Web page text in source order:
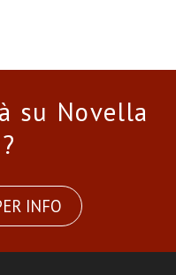
su Novella
INFO